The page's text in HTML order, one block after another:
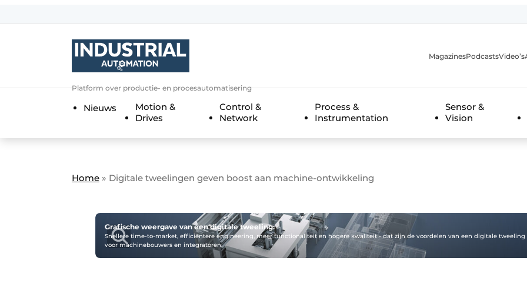
Algemene voorwaarden
Contact
Direct contact
Evenement aanmelden
Meest gelezen
Nieuwsbrief
Podcasts
Platform over productie- en procesautomatisering
MagazinesPodcastsVideo’s
Nieuws
Motion &
Drives
Control &
Network
Process &
Instrumentation
Sensor &
Vision
Home » Digitale tweelingen geven boost aan machine-ontwikkeling
Grafische weergave van een digitale tweeling:
Snellere time-to-market, efficiëntere engineering, meer functionaliteit en hogere kwaliteit - dat zijn de voordelen van een digitale tweeling
voor machinebouwers en integratoren.